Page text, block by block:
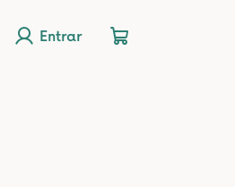
Entrar